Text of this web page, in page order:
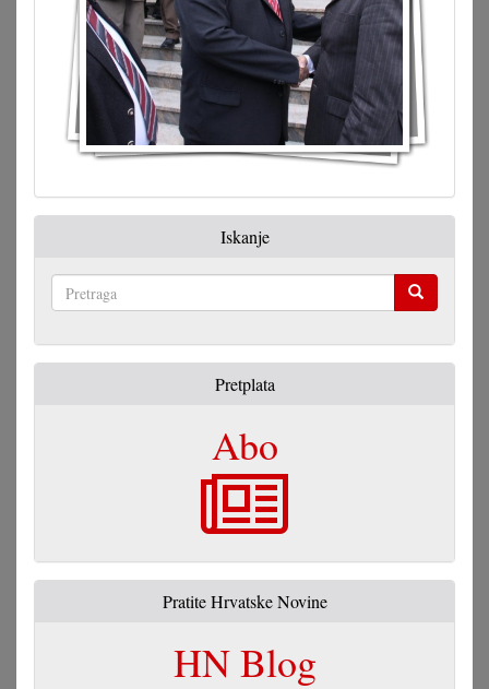
Iskanje
Pretplata
Abo
Pratite Hrvatske Novine
HN Blog